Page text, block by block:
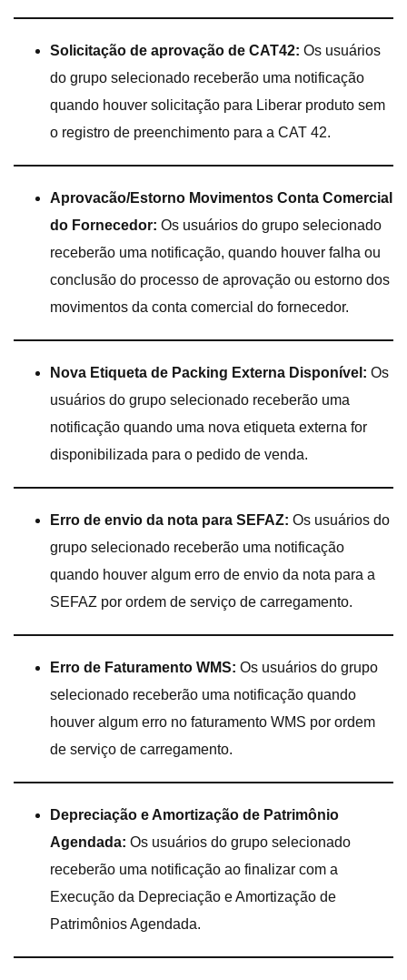
Solicitação de aprovação de CAT42: Os usuários
do grupo selecionado receberão uma notificação
quando houver solicitação para Liberar produto sem
o registro de preenchimento para a CAT 42.
Aprovacão/Estorno Movimentos Conta Comercial
do Fornecedor: Os usuários do grupo selecionado
receberão uma notificação, quando houver falha ou
conclusão do processo de aprovação ou estorno dos
movimentos da conta comercial do fornecedor.
Nova Etiqueta de Packing Externa Disponível: Os
usuários do grupo selecionado receberão uma
notificação quando uma nova etiqueta externa for
disponibilizada para o pedido de venda.
Erro de envio da nota para SEFAZ: Os usuários do
grupo selecionado receberão uma notificação
quando houver algum erro de envio da nota para a
SEFAZ por ordem de serviço de carregamento.
Erro de Faturamento WMS: Os usuários do grupo
selecionado receberão uma notificação quando
houver algum erro no faturamento WMS por ordem
de serviço de carregamento.
Depreciação e Amortização de Patrimônio
Agendada: Os usuários do grupo selecionado
receberão uma notificação ao finalizar com a
Execução da Depreciação e Amortização de
Patrimônios Agendada.